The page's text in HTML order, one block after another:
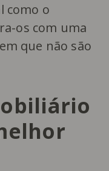
como o
os com uma
que não são